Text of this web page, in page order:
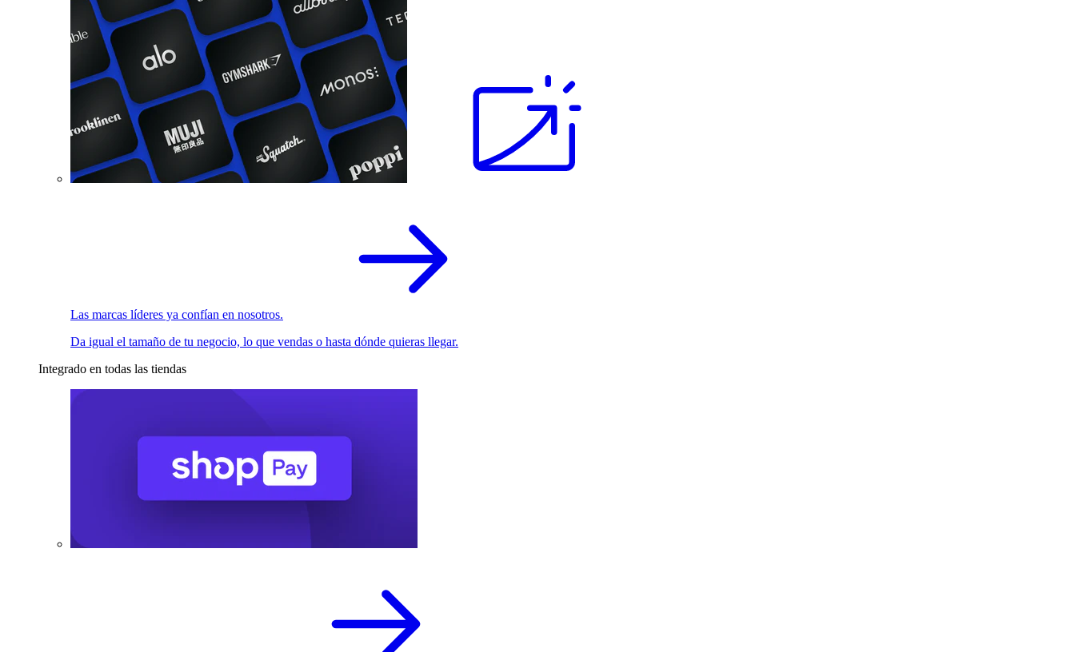
Las marcas líderes ya confían en nosotros.
Da igual el tamaño de tu negocio, lo que vendas o hasta dónde quieras llegar.
Integrado en todas las tiendas